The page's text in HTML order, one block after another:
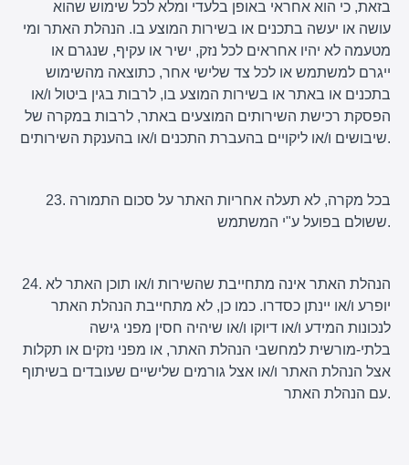
בזאת, כי הוא אחראי באופן בלעדי ומלא לכל שימוש שהוא
עושה או יעשה בתכנים או בשירות המוצע בו. הנהלת האתר ומי
מטעמה לא יהיו אחראים לכל נזק, ישיר או עקיף, שנגרם או
ייגרם למשתמש או לכל צד שלישי אחר, כתוצאה מהשימוש
בתכנים או באתר או בשירות המוצע בו, לרבות בגין ביטול ו/או
הפסקת רכישת השירותים המוצעים באתר, לרבות במקרה של
שיבושים ו/או ליקויים בהעברת התכנים ו/או בהענקת השירותים.
23. בכל מקרה, לא תעלה אחריות האתר על סכום התמורה
ששולם בפועל ע"י המשתמש.
24. הנהלת האתר אינה מתחייבת שהשירות ו/או תוכן האתר לא
יופרע ו/או יינתן כסדרו. כמו כן, לא מתחייבת הנהלת האתר
לנכונות המידע ו/או דיוקו ו/או שיהיה חסין מפני גישה
בלתי-מורשית למחשבי הנהלת האתר, או מפני נזקים או תקלות
אצל הנהלת האתר ו/או אצל גורמים שלישיים שעובדים בשיתוף
עם הנהלת האתר.